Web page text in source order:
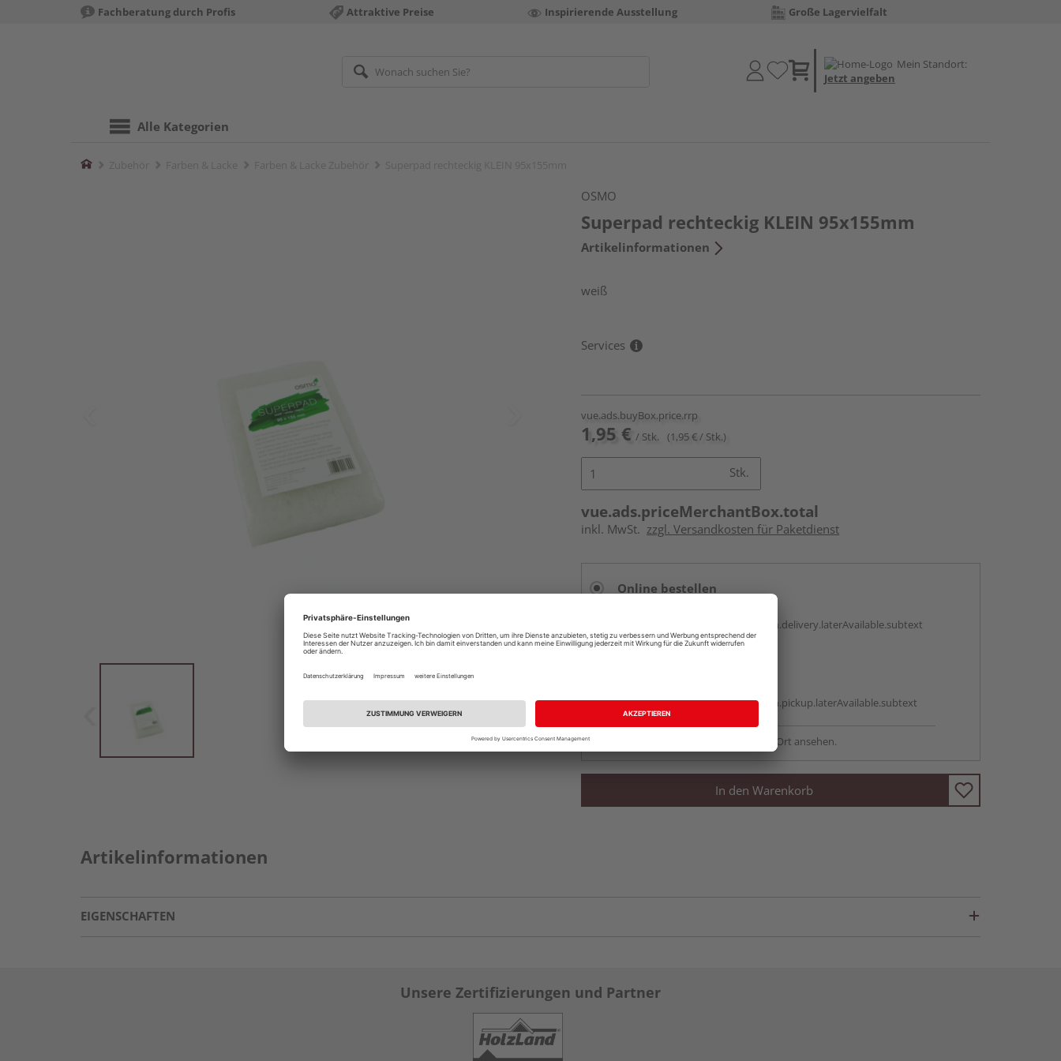
Fachberatung durch Profis Attraktive Preise Inspirierende Ausstellung Große Lagervielfalt
Mein Standort:
Jetzt angeben
Alle Kategorien
Home
OSMO
Superpad rechteckig KLEIN 95x155mm
Artikelinformationen
weiß
Services
vue.ads.buyBox.price.rrp
1,95 € / Stk. (1,95 € / Stk.)
Stk.
vue.ads.priceMerchantBox.total
inkl. MwSt. zzgl. Versandkosten für Paketdienst
Online bestellen
vue.ads.priceMerchantBox.option.delivery.laterAvailable.subtext
vue.ads.priceMerchantBox.option.pickup.laterAvailable.subtext
Verfügbar in der Ausstellung - vor Ort ansehen.
In den Warenkorb
Artikelinformationen
EIGENSCHAFTEN
Unsere Zertifizierungen und Partner